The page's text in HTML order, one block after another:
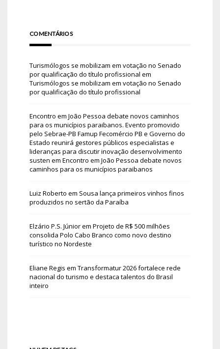
COMENTÁRIOS
Turismólogos se mobilizam em votação no Senado
por qualificação do título profissional em
Turismólogos se mobilizam em votação no Senado
por qualificação do título profissional
Encontro em João Pessoa debate novos caminhos
para os municípios paraibanos. Evento promovido
pelo Sebrae-PB Famup Fecomércio PB e Governo do
Estado reunirá gestores públicos especialistas e
lideranças para discutir inovação desenvolvimento
susten em Encontro em João Pessoa debate novos
caminhos para os municípios paraibanos
Luiz Roberto em Sousa lança primeiros vinhos finos
produzidos no sertão da Paraíba
Elzário P.S. Júniorem Projeto de R$ 500 milhões
consolida Polo Cabo Branco como novo destino
turístico no Nordeste
Eliane Regis em Transformatur 2026 fortalece rede
nacional do turismo e destaca talentos do Brasil
inteiro